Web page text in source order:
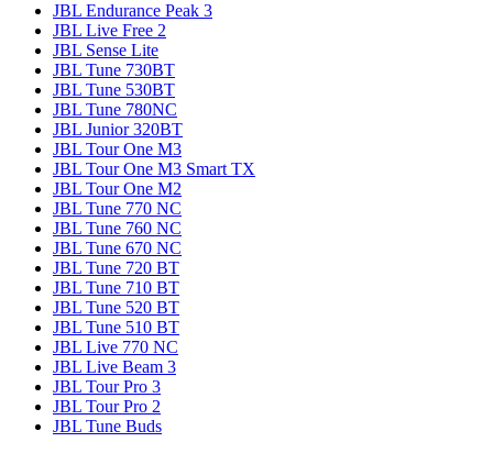
JBL Endurance Peak 3
JBL Live Free 2
JBL Sense Lite
JBL Tune 730BT
JBL Tune 530BT
JBL Tune 780NC
JBL Junior 320BT
JBL Tour One M3
JBL Tour One M3 Smart TX
JBL Tour One M2
JBL Tune 770 NC
JBL Tune 760 NC
JBL Tune 670 NC
JBL Tune 720 BT
JBL Tune 710 BT
JBL Tune 520 BT
JBL Tune 510 BT
JBL Live 770 NC
JBL Live Beam 3
JBL Tour Pro 3
JBL Tour Pro 2
JBL Tune Buds